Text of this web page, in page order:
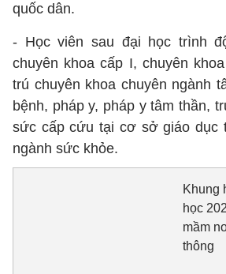
quốc dân.
- Học viên sau đại học trình
chuyên khoa cấp I, chuyên
trú chuyên khoa chuyên ngành
bệnh, pháp y, pháp y tâm thần,
sức cấp cứu tại cơ sở giáo dục
ngành sức khỏe.
Khung
học
mầm
thông